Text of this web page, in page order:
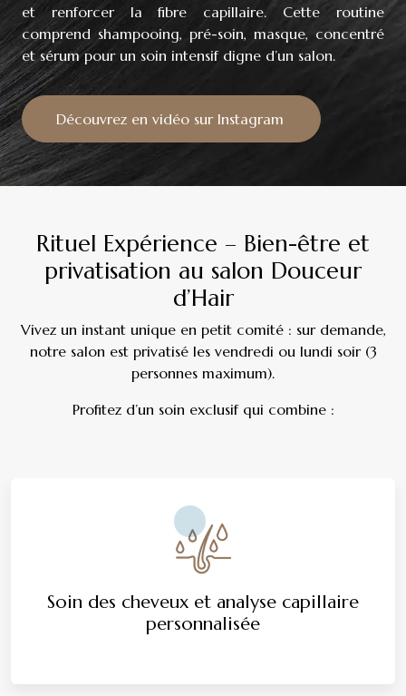
et renforcer la fibre capillaire. Cette routine
comprend shampooing, pré-soin, masque, concentré
et sérum pour un soin intensif digne d’un salon.
Découvrez en vidéo sur Instagram
Rituel Expérience – Bien-être et
privatisation au salon Douceur
d’Hair
Vivez un instant unique en petit comité : sur demande,
notre salon est privatisé les vendredi ou lundi soir (3
personnes maximum).
Profitez d’un soin exclusif qui combine :
Soin des cheveux et analyse capillaire
personnalisée